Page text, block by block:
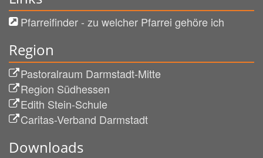
Pfarreifinder - zu welcher Pfarrei gehöre ich
Region
Pastoralraum Darmstadt-Mitte
Region Südhessen
Edith Stein-Schule
Caritas-Verband Darmstadt
Downloads